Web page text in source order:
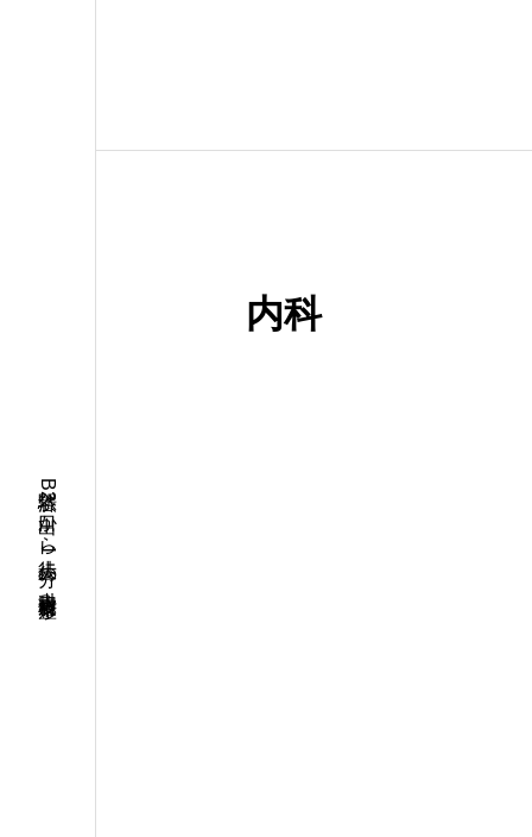
渋谷駅B2出口から徒歩1分の内科 皮膚科 整形
内科